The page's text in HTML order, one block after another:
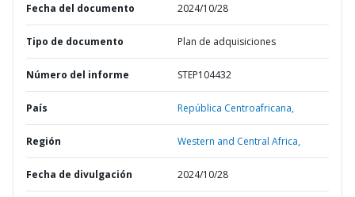
Fecha del documento 2024/10/28
Tipo de documento Plan de adquisiciones
Número del informe STEP104432
País República Centroafricana,
Región Western and Central Africa,
Fecha de divulgación 2024/10/28